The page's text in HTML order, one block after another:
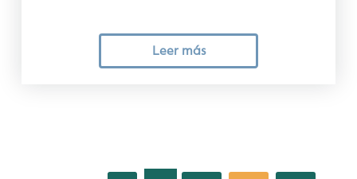
Leer más